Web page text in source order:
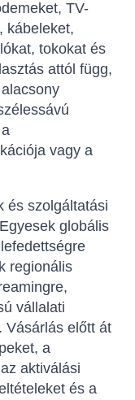
TV-
kábeleket,
tokokat és
attól függ,
vagy a
és szolgáltatási
globális
regionális
vállalati
Vásárlás előtt át
a
aktiválási
és a